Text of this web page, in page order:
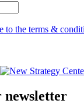
to the terms &
newsletter